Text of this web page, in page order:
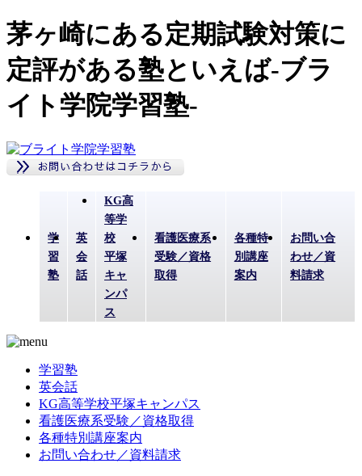
茅ヶ崎にある定期試験対策に
定評がある塾といえば-ブラ
イト学院学習塾-
学
習
塾
英
会
話
KG高
等学
校
平塚
キャ
ンパ
ス
看護医療系
受験／資格
取得
各種特
別講座
案内
お問い合
わせ／資
料請求
学習塾
英会話
KG高等学校平塚キャンパス
看護医療系受験／資格取得
各種特別講座案内
お問い合わせ／資料請求